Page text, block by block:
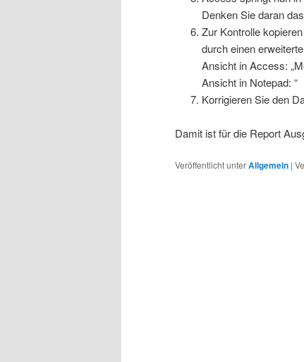
Denken Sie daran
Zur Kontrolle
durch einen
Ansicht in Access:
Ansicht in Notepad:
Korrigieren Sie den
Damit ist für die Report
Veröffentlicht unterAllgemein |